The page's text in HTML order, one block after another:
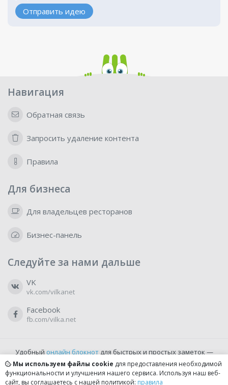
Отправить идею
Навигация
Обратная связь
Запросить удаление контента
Правила
Для бизнеса
Для владельцев ресторанов
Бизнес-панель
Следуйте за нами дальше
VK
vk.com/vilkanet
Facebook
fb.com/vilka.net
Удобный онлайн блокнотдля быстрых и простых заметок —
бесплатно и доступно прямо из браузера.
Мы используем файлы cookie для предоставления необходимой
функциональности и улучшения нашего сервиса. Используя наш веб-
сайт, вы соглашаетесь с нашей политикой: правила